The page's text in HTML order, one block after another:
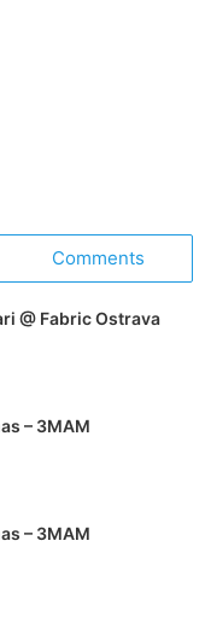
Comments
@ Fabric Ostrava
– 3MAM
– 3MAM